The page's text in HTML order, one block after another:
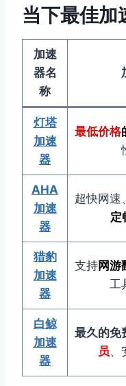
当下最佳加
加速
器名
称
灯塔
加速
器
最低价格
AHA
加速
器
超快网速、
定
猎豹
加速
器
支持网游
工
白鲸
加速
器
最久的免
员、